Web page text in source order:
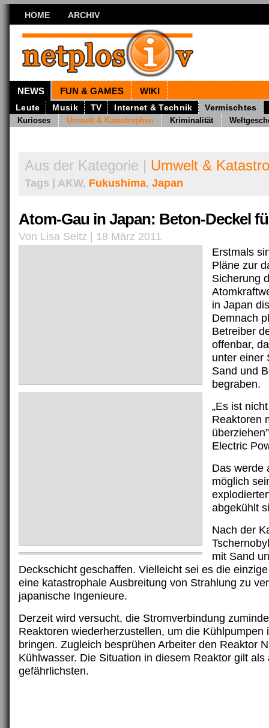
HOME ARCHIV
NEWS FUN & GAMES WIKI
Leute Musik TV Internet & Technik Vermischtes
Kurioses Umwelt & Katastrophen Kriminalität
Aus der Kategorie | Umwelt &
Tags | AKW, Fukushima, Japan
Atom-Gau in Japan: Beton-Deckel
Von Lisa Seitz | 18 März 2011
Erstmals
Pläne zur
Sicherung
in Japan
Demnach
Betreiber
offenbar,
unter einer
Sand und
begraben.
„Es ist
Reaktoren
Electric
Das werde
möglich
abgekühlt
Nach der
mit Sand
Deckschicht geschaffen. Vielleicht sei es die
eine katastrophale Ausbreitung von Strahlung zu
japanische Ingenieure.
Derzeit wird versucht, die Stromverbindung
Reaktoren wiederherzustellen, um die Kühlpumpen
bringen. Zugleich besprühen Arbeiter den Reaktor
Kühlwasser. Die Situation in diesem Reaktor gilt als
gefährlichsten.